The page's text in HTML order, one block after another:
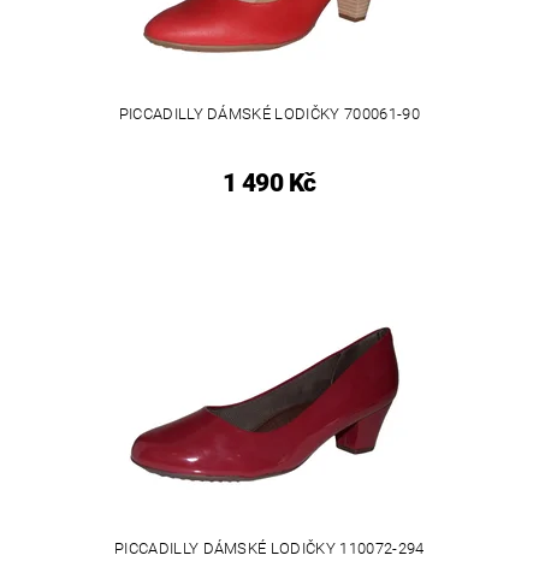
PICCADILLY DÁMSKÉ LODIČKY 700061-90
1 490 Kč
PICCADILLY DÁMSKÉ LODIČKY 110072-294